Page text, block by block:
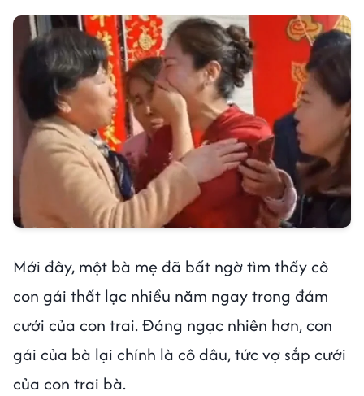
Mới đây, một bà mẹ đã bất ngờ tìm thấy cô
con gái thất lạc nhiều năm ngay trong đám
cưới của con trai. Đáng ngạc nhiên hơn, con
gái của bà lại chính là cô dâu, tức vợ sắp cưới
của con trai bà.